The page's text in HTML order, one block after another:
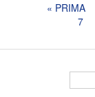
Pagine« PRIMA
7